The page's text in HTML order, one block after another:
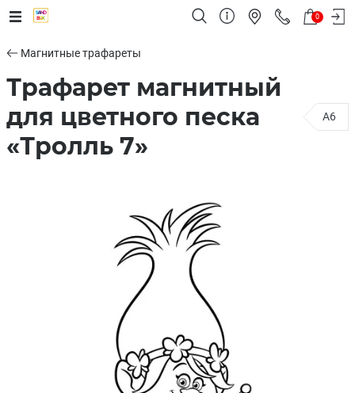
0
Магнитные трафареты
Трафарет магнитный
для цветного песка
«Тролль 7»
A6